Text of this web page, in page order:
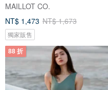
MAILLOT CO.
NT$ 1,473 NT$ 1,673
獨家販售
88 折